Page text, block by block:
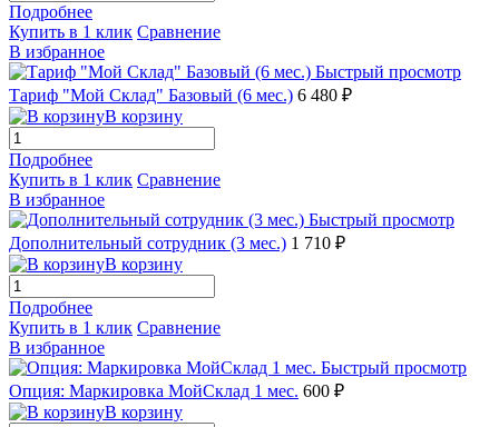
Подробнее
Купить в 1 клик Сравнение
В избранное
Быстрый просмотр
Тариф "Мой Склад" Базовый (6 мес.) 6 480 ₽
В корзину
Подробнее
Купить в 1 клик Сравнение
В избранное
Быстрый просмотр
Дополнительный сотрудник (3 мес.) 1 710 ₽
В корзину
Подробнее
Купить в 1 клик Сравнение
В избранное
Быстрый просмотр
Опция: Маркировка МойСклад 1 мес. 600 ₽
В корзину